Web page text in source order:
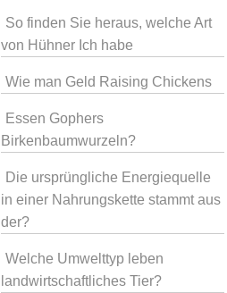
So finden Sie heraus, welche Art
von Hühner Ich habe
Wie man Geld Raising Chickens
Essen Gophers
Birkenbaumwurzeln?
Die ursprüngliche Energiequelle
in einer Nahrungskette stammt aus
der?
Welche Umwelttyp leben
landwirtschaftliches Tier?